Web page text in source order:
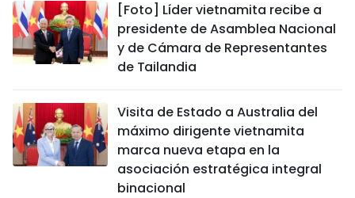
[Foto] Líder vietnamita recibe a
presidente de Asamblea Nacional
y de Cámara de Representantes
de Tailandia
Visita de Estado a Australia del
máximo dirigente vietnamita
marca nueva etapa en la
asociación estratégica integral
binacional